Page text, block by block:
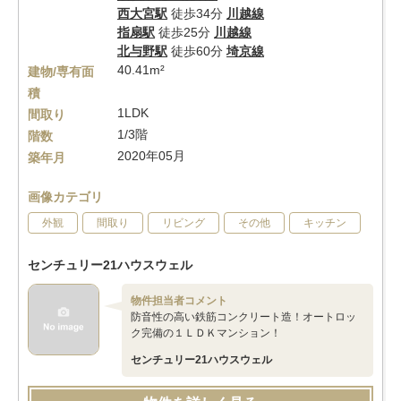
西大宮駅 徒歩34分 川越線
指扇駅 徒歩25分 川越線
北与野駅 徒歩60分 埼京線
建物/専有面
積
40.41m²
間取り
1LDK
階数
1/3階
築年月
2020年05月
画像カテゴリ
外観 間取り リビング その他 キッチン
センチュリー21ハウスウェル
物件担当者コメント
防音性の高い鉄筋コンクリート造！オートロッ
ク完備の１ＬＤＫマンション！
センチュリー21ハウスウェル